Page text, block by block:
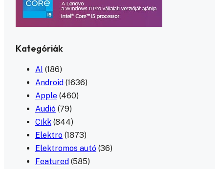
Kategóriák
AI (186)
Android (1636)
Apple (460)
Audió (79)
Cikk (844)
Elektro (1873)
Elektromos autó (36)
Featured (585)